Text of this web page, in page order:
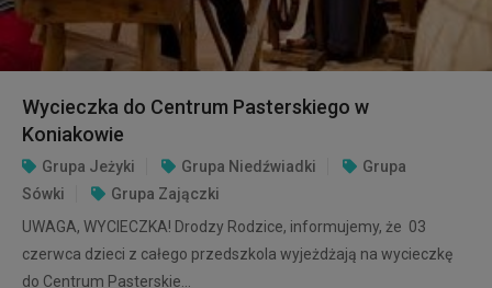
Wycieczka do Centrum Pasterskiego w
Koniakowie
Grupa Jeżyki Grupa Niedźwiadki
Grupa
Sówki
Grupa Zajączki
UWAGA, WYCIECZKA! Drodzy Rodzice, informujemy, że 03
czerwca dzieci z całego przedszkola wyjeżdżają na wycieczkę
do Centrum Pasterskie...